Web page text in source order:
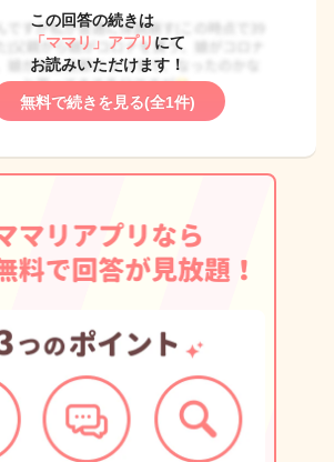
この回答の続きは
「ママリ」アプリ にて
お読みいただけます！
無料で続きを見る(全1件)